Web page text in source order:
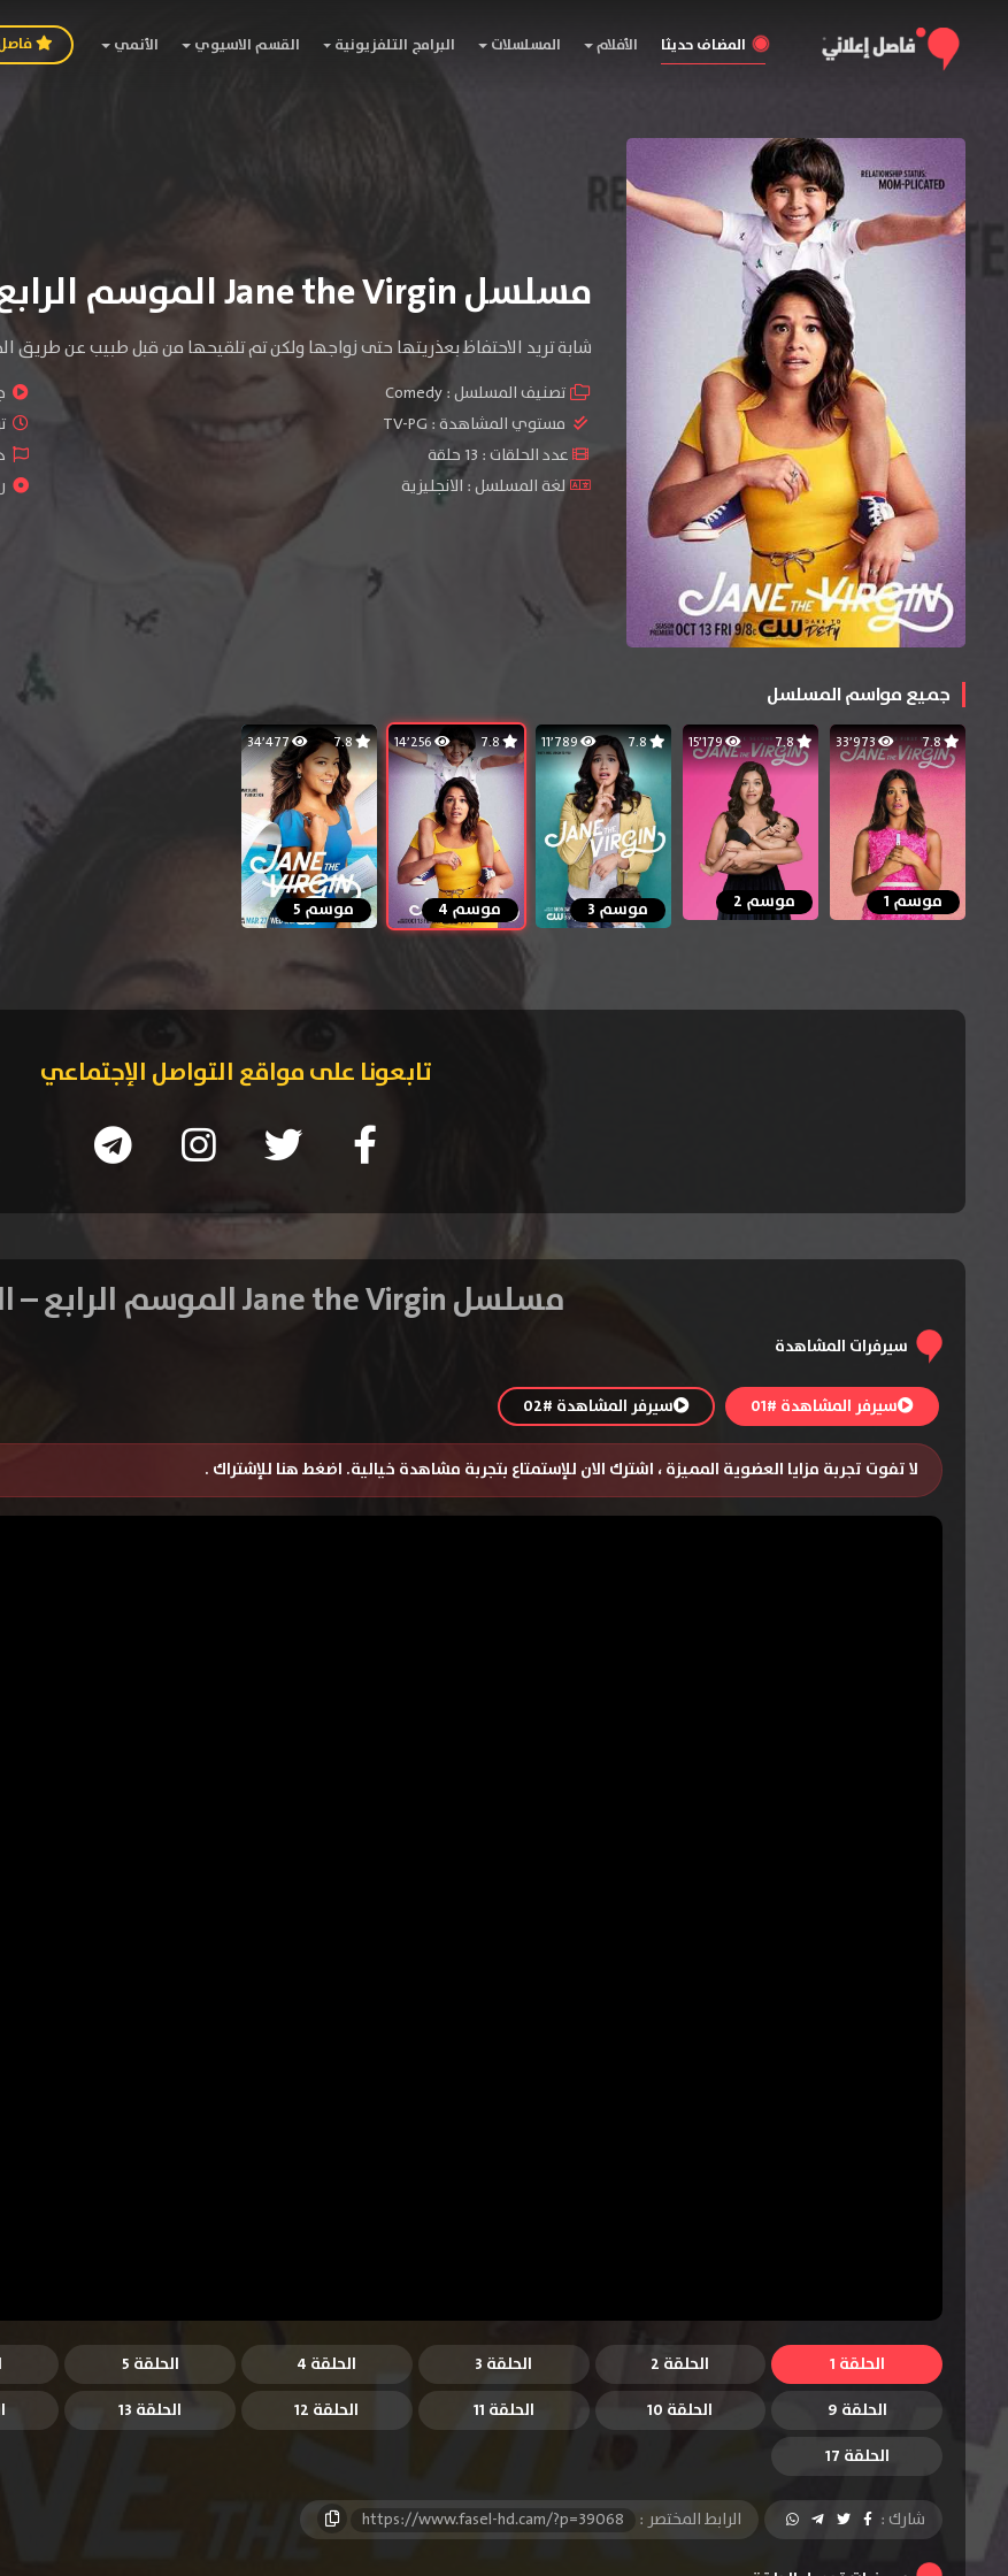
المضاف حديثا الأفلام المسلسلات البرامج التلفزيونية القسم الاسيوي الأنمي
مسلسل Jane the Virgin الموسم الرابع
شابة تريد الاحتفاظ بعذريتها حتى زواجها ولكن تم تلقيحها من قبل طبيب عن طريق
تصنيف المسلسل :Comedy
مستوي المشاهدة :TV-PG
عدد الحلقات : 13 حلقة
لغة المسلسل : الانجليزية
جميع مواسم المسلسل
7.8 33٬973
موسم 1
7.8 15٬179
موسم 2
7.8 11٬789
موسم 3
7.8 14٬256
موسم 4
7.8 34٬477
موسم 5
تابعونا على مواقع التواصل الإجتماعي
مسلسل Jane the Virgin الموسم الرابع – الحلقة 1
سيرفرات المشاهدة
سيرفر المشاهدة #01 سيرفر المشاهدة #02
لا تفوت تجربة مزايا العضوية المميزة ، اشترك الان للإستمتاع بتجربة مشاهدة خيالية. اضغط هنا للإشتراك .
الحلقة 1 الحلقة 2 الحلقة 3 الحلقة 4 الحلقة 5
الحلقة 9
الحلقة 10 الحلقة 11 الحلقة 12 الحلقة 13
الحلقة 17
شارك : الرابط المختصر : https://www.fasel-hd.cam/?p=39068